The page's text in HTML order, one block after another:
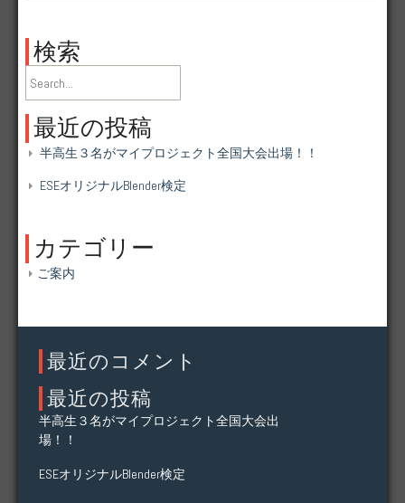
検索
最近の投稿
半高生３名がマイプロジェクト全国大会出場！！
ESEオリジナルBlender検定
カテゴリー
ご案内
最近のコメント
最近の投稿
半高生３名がマイプロジェクト全国大会出
場！！
ESEオリジナルBlender検定